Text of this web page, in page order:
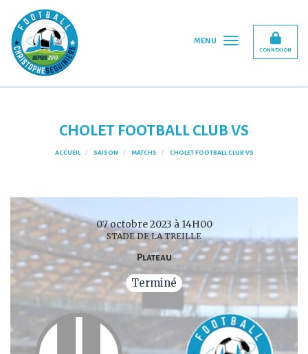
CONNEXION
MENU
CHOLET FOOTBALL CLUB VS
ACCUEIL SAISON MATCHS CHOLET FOOTBALL CLUB VS
07 octobre 2023 à 14H00
STADE DE LA TREILLE
Plateau
Terminé
Panneau de gestion des cookies